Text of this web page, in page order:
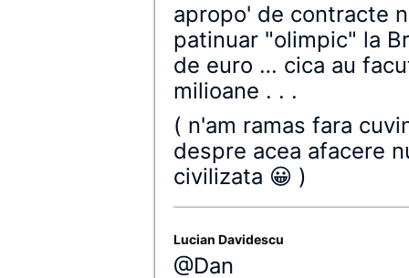
apropo' de contracte
patinuar "olimpic" la
de euro … cica au
milioane . . .
( n'am ramas fara
despre acea afacere
civilizata 😀 )
Lucian Davidescu
@Dan